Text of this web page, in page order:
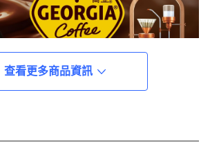
查看更多商品資訊